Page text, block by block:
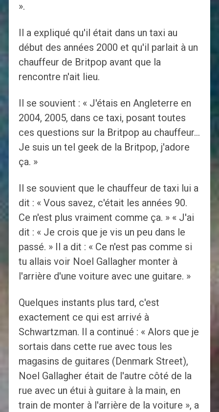
».
Il a expliqué qu'il était dans un taxi au
début des années 2000 et qu'il parlait à un
chauffeur de Britpop avant que la
rencontre n'ait lieu.
Il se souvient : « J'étais en Angleterre en
2004, 2005, dans ce taxi, posant toutes
ces questions sur la Britpop au chauffeur…
Je suis un tel geek de la Britpop, j'adore
ça. »
Il se souvient que le chauffeur de taxi lui a
dit : « Vous savez, c'était les années 90.
Ce n'est plus vraiment comme ça. » « J'ai
dit : « Je crois que je vis un peu dans le
passé. » Il a dit : « Ce n'est pas comme si
tu allais voir Noel Gallagher monter à
l'arrière d'une voiture avec une guitare. »
Quelques instants plus tard, c'est
exactement ce qui est arrivé à
Schwartzman. Il a continué : « Alors que je
sortais dans cette rue avec tous les
magasins de guitares (Denmark Street),
Noel Gallagher était de l'autre côté de la
rue avec un étui à guitare à la main, en
train de monter à l'arrière de la voiture », a